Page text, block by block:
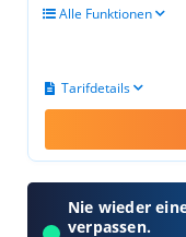
Alle Funktionen
Tarifdetails
Nie wieder
verpassen.